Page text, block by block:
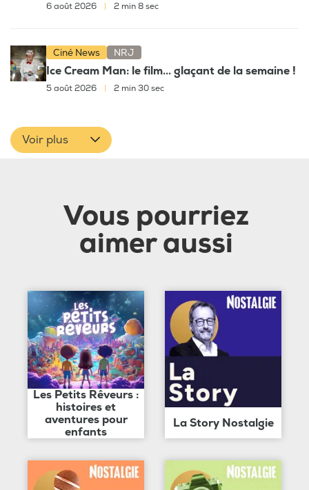
6 août 2026 2 min 8 sec
Ciné News NRJ
Ice Cream Man: le film... glaçant de la semaine !
5 août 2026 2 min 30 sec
Voir plus
Vous pourriez
aimer aussi
Les Petits Rêveurs :
histoires et
aventures pour
enfants
La Story Nostalgie